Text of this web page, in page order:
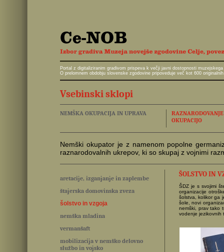
Portal z digitaliziranim gradivom prispeva k večji javni dostopnosti
O prelomnem obdobju slovenske zgodovine pripoveduje več kot 600
Vsebinski sklopi
NEMŠKA OKUPACIJA IN UPRAVA
OKUPACIJO
Nemški okupator je z namenom popolne
raznarodovalnih ukrepov, ki so skupaj z vojnimi
aretacije, izganjanje in zaplembe
štajerska domovinska zveza
šolstvo in vzgoja
nemška mladina
vermanšaft
mobilizacija v nemško delovno
službo in vojsko
ŠOLSTVO IN
ŠDZ je s svojimi
organizacije
šolstva, kolikor ga
šole, novi
nemški, prav tako
vodenje jezikovnih